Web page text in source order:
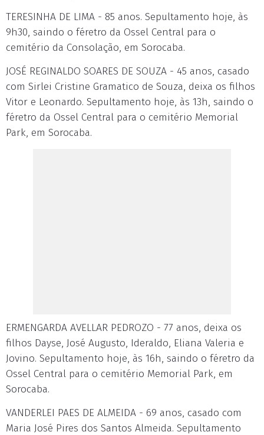
TERESINHA DE LIMA - 85 anos. Sepultamento hoje, às
9h30, saindo o féretro da Ossel Central para o
cemitério da Consolação, em Sorocaba.
JOSÉ REGINALDO SOARES DE SOUZA - 45 anos, casado
com Sirlei Cristine Gramatico de Souza, deixa os filhos
Vitor e Leonardo. Sepultamento hoje, às 13h, saindo o
féretro da Ossel Central para o cemitério Memorial
Park, em Sorocaba.
ERMENGARDA AVELLAR PEDROZO - 77 anos, deixa os
filhos Dayse, José Augusto, Ideraldo, Eliana Valeria e
Jovino. Sepultamento hoje, às 16h, saindo o féretro da
Ossel Central para o cemitério Memorial Park, em
Sorocaba.
VANDERLEI PAES DE ALMEIDA - 69 anos, casado com
Maria José Pires dos Santos Almeida. Sepultamento